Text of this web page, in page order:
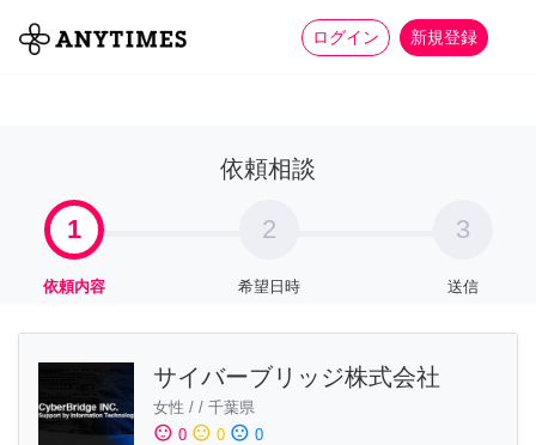
ログイン 新規登録
全て 家事 more_horiz
依頼相談
1
依頼内容
2
希望日時
3
送信
サイバーブリッジ株式会社
女性 / / 千葉県
sentiment_satisfied 0 sentiment_neutral 0 sentiment_dissatisfied 0